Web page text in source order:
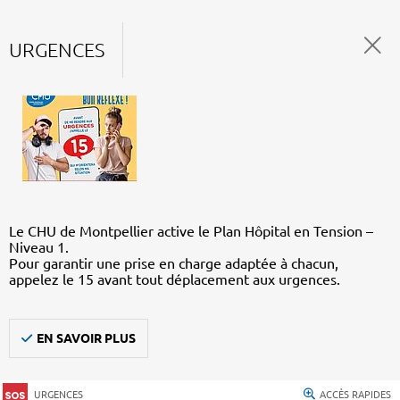
URGENCES
Le CHU de Montpellier active le Plan Hôpital en Tension –
Niveau 1.
Pour garantir une prise en charge adaptée à chacun,
appelez le 15 avant tout déplacement aux urgences.
EN SAVOIR PLUS
URGENCES ACCÈS RAPIDES